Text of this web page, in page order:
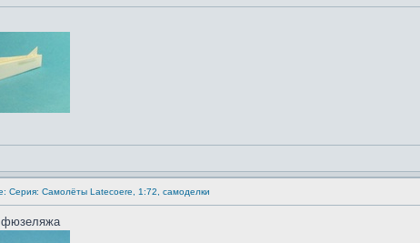
Серия: Самолёты Latecoere, 1:72, самоделки
фюзеляжа